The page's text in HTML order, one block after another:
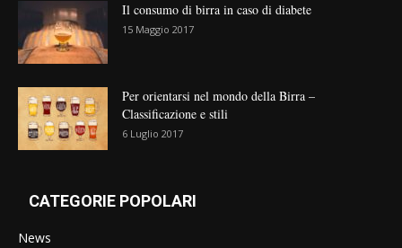
Il consumo di birra in caso di diabete
15 Maggio 2017
Per orientarsi nel mondo della Birra –
Classificazione e stili
6 Luglio 2017
CATEGORIE POPOLARI
News